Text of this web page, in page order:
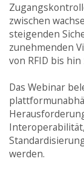
zwischen
steigenden
zunehmenden
von RFID bis
Das Webinar
werden.